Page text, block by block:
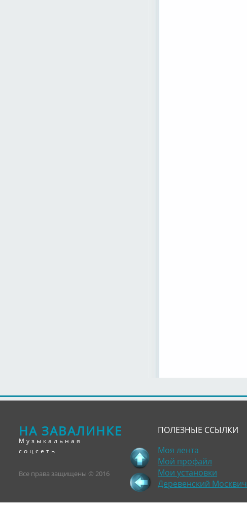
НА ЗАВАЛИНКЕ
Музыкальная
соцсеть
Все права защищены © 2016
ПОЛЕЗНЫЕ ССЫЛКИ
Моя лента
Мой профайл
Мои установки
Деревенский Москвич